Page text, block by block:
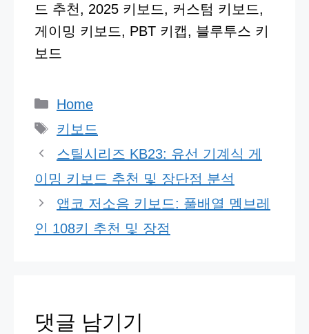
드 추천, 2025 키보드, 커스텀 키보드,
게이밍 키보드, PBT 키캡, 블루투스 키
보드
카
테
리
Home
태
그
키보드
스틸시리즈 KB23: 유선 기계식 게
이밍 키보드 추천 및 장단점 분석
앱코 저소음 키보드: 풀배열 멤브레
인 108키 추천 및 장점
댓글 남기기